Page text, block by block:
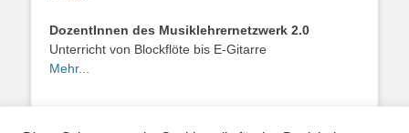
DozentInnen des Musiklehrernetzwerk 2.0
Unterricht von Blockflöte bis E-Gitarre
Mehr...